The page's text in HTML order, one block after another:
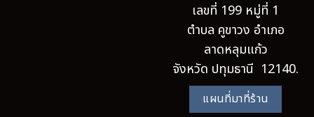
เลขที่ 199 หมู่ที่ 1
ตำบล คูขาวง อำเภอ
ลาดหลุมแก้ว
จังหวัด ปทุมธานี 12140.
แผนที่มาที่ร้าน